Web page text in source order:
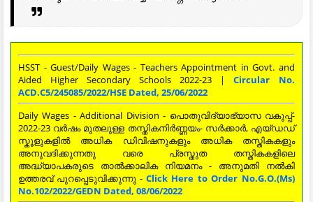
HSST - Guest/Daily Wages - Teachers Appointment in Govt. and
Aided Higher Secondary Schools 2022-23 | Circular No.
ACD.C5/245085/2022/HSE Dated, 25/06/2022
Daily Wages - Additional Division - പൊതുവിദ്യാഭ്യാസ വകുപ്പ്-
2022-23 വർഷം മുതലുള്ള തസ്തികനിർണ്ണയം- സർക്കാർ, എയ്ഡഡ്
സ്കൂളുകളിൽ അധിക ഡിവിഷനുകളും അധിക തസ്തികകളും
അനുവദിക്കുന്നതു വരെ പ്രസ്തുത തസ്തികകളിലെ
അദ്ധ്യാപകരുടെ താൽക്കാലിക നിയമനം - അനുമതി നൽകി
ഉത്തരവ് പുറപ്പെടുവിക്കുന്നു - Click Here to Order No.G.O.(Ms)
No.102/2022/GEDN Dated, 08/06/2022